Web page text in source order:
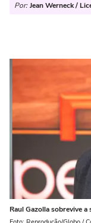
Por: Jean Werneck /
Raul Gazolla sobrevive